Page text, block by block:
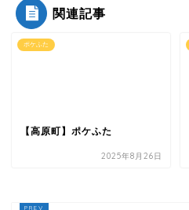
関連記事
ポケふた
【高原町】ポケふた
2025年8月26日